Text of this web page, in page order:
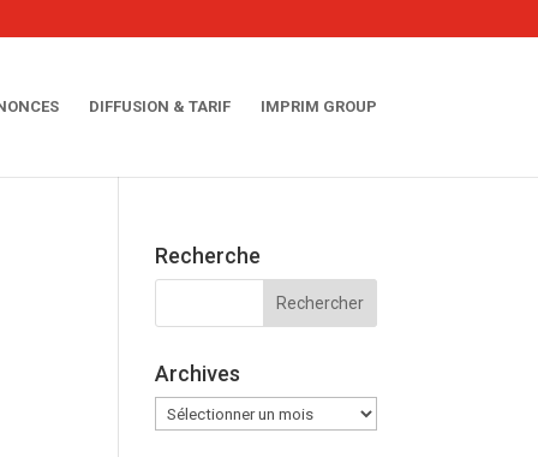
DIFFUSION & TARIF IMPRIM GROUP
Recherche
Archives
Archives